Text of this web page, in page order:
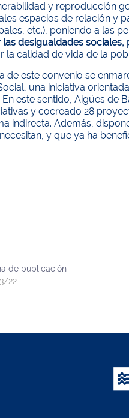
y reproducción
espacios de relación y
etc.), poniendo a las
las desigualdades
la calidad de vida de la
de este convenio se
una iniciativa
En este sentido, Aigües de
y cocreado 28
indirecta. Además,
y que ya ha
de publicación
22